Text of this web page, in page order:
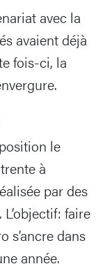
avec la
avaient déjà
fois-ci, la
le
à
par des
faire
s’ancre dans
année.